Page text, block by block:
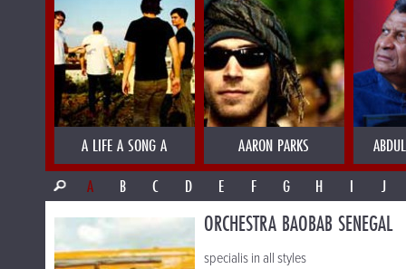
A LIFE A SONG A AARON PARKS
A
B C D E F G H I J
ORCHESTRA BAOBAB SENEGAL
specialis in all styles